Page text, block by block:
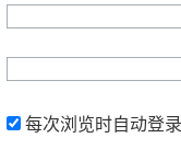
每次浏览时自动登录